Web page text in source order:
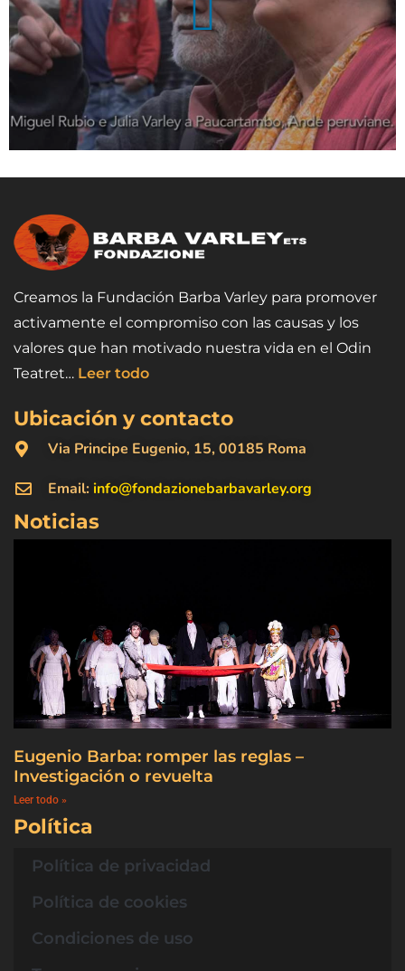
Creamos la Fundación Barba Varley para promover
activamente el compromiso con las causas y los
valores que han motivado nuestra vida en el Odin
Teatret… Leer todo
Ubicación y contacto
Via Principe Eugenio, 15, 00185 Roma
Email:info@fondazionebarbavarley.org
Noticias
Eugenio Barba: romper las reglas –
Investigación o revuelta
Leer todo »
Política
Política de privacidad
Política de cookies
Condiciones de uso